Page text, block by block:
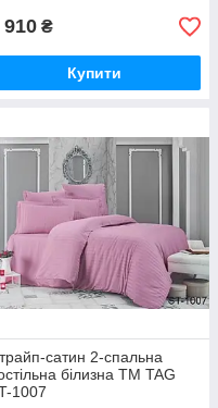
910 ₴
Купити
сатин 2-спальна
білизна ТМ TAG
1007